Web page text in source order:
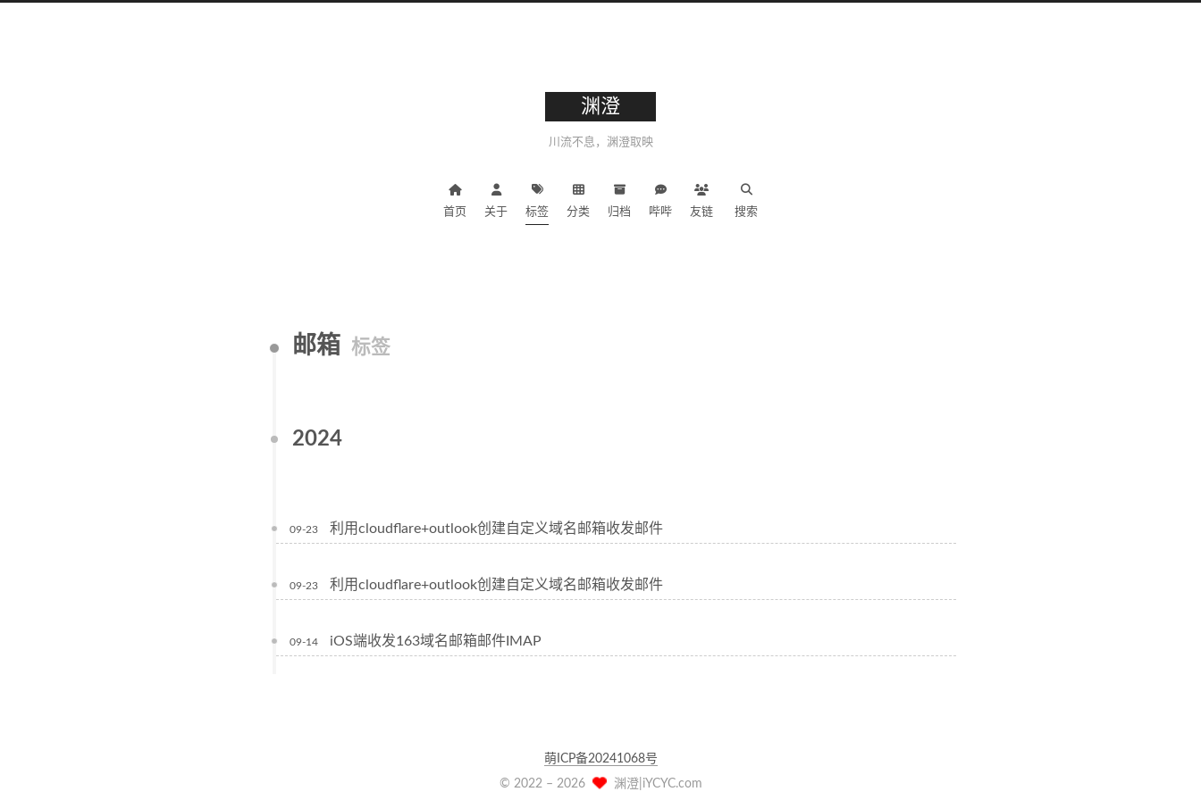
渊澄
川流不息，渊澄取映
首页 关于 标签 分类 归档 哔哔 友链 搜索
邮箱 标签
2024
09-23 利用cloudflare+outlook创建自定义域名邮箱收发邮件
09-23 利用cloudflare+outlook创建自定义域名邮箱收发邮件
09-14 iOS端收发163域名邮箱邮件IMAP
萌ICP备20241068号
© 2022 – 2026 渊澄|iYCYC.com